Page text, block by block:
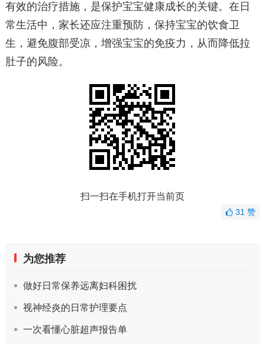
有效的治疗措施，是保护宝宝健康成长的关键。在日
常生活中，家长还应注重预防，保持宝宝的饮食卫
生，避免腹部受凉，增强宝宝的免疫力，从而降低拉
肚子的风险。
扫一扫在手机打开当前页
31赞
为您推荐
做好日常保养远离妇科困扰
视神经炎的日常护理要点
一次看懂心脏超声报告单